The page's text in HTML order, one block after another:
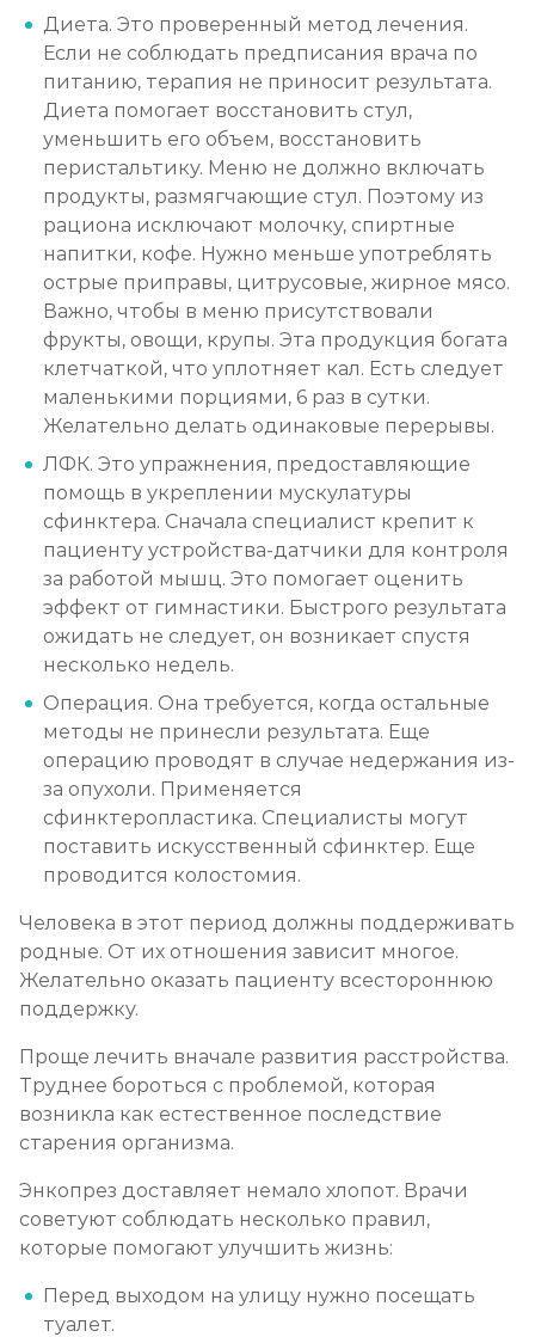
Диета. Это проверенный метод лечения.
Если не соблюдать предписания врача по
питанию, терапия не приносит результата.
Диета помогает восстановить стул,
уменьшить его объем, восстановить
перистальтику. Меню не должно включать
продукты, размягчающие стул. Поэтому из
рациона исключают молочку, спиртные
напитки, кофе. Нужно меньше употреблять
острые приправы, цитрусовые, жирное мясо.
Важно, чтобы в меню присутствовали
фрукты, овощи, крупы. Эта продукция богата
клетчаткой, что уплотняет кал. Есть следует
маленькими порциями, 6 раз в сутки.
Желательно делать одинаковые перерывы.
ЛФК. Это упражнения, предоставляющие
помощь в укреплении мускулатуры
сфинктера. Сначала специалист крепит к
пациенту устройства-датчики для контроля
за работой мышц. Это помогает оценить
эффект от гимнастики. Быстрого результата
ожидать не следует, он возникает спустя
несколько недель.
Операция. Она требуется, когда остальные
методы не принесли результата. Еще
операцию проводят в случае недержания из-
за опухоли. Применяется
сфинктеропластика. Специалисты могут
поставить искусственный сфинктер. Еще
проводится колостомия.
Человека в этот период должны поддерживать
родные. От их отношения зависит многое.
Желательно оказать пациенту всестороннюю
поддержку.
Проще лечить вначале развития расстройства.
Труднее бороться с проблемой, которая
возникла как естественное последствие
старения организма.
Энкопрез доставляет немало хлопот. Врачи
советуют соблюдать несколько правил,
которые помогают улучшить жизнь:
Перед выходом на улицу нужно посещать
туалет.